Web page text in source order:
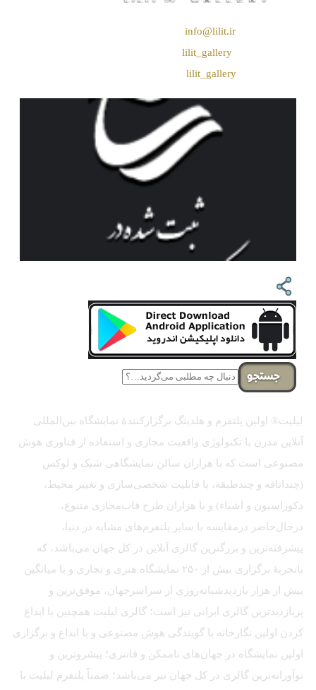
info@lilit.ir
lilit_gallery
lilit_gallery
جستجو
لیلیت® اولین پلتفرم و هلدینگ برگزارکنندهٔ نمایشگاه بین‌المللی
آنلاین مدرن با تکنولوژی واقعیت مجازی و استفاده از فناوری هوش
مصنوعی است که با هزاران سالن نمایشگاهی شیک و لوکس
(چنداتاقه و چندطبقه، با قابلیت شخصی‌سازی و تغییر محیط،
دکوراسیون و اشیاء) و با هزاران طرح قاب‌مجازی متنوع،
درحال‌حاضر درمقایسه با سایر پلتفرم‌های مشابه در دنیا،
پیشرفته‌ترین و بزرگترین گالری آنلاین در کل جهان می‌باشد، که
باتجربهٔ برگزاری بیش از ۲۵۰ نمایشگاه هنری و تجاری و با میانگین
بیش از هزار بازدیدشبانه‌روزی از سراسرجهان، موفق‌ترین و
پربازدیدترین گالری ایرانی نیز است؛ گالری لیلیت همچنین با ابداع
کردن اولین نگارخانه با گویندگی هوش مصنوعی و با ابداع و برگزاری
اولین نمایشگاه در جهان‌های ناممکن و فانتزی؛ پیشروترین و
نوآورانه‌ترین گالری در کل جهان نیز می‌باشد؛ ضمناً پلتفرم لیلیت با